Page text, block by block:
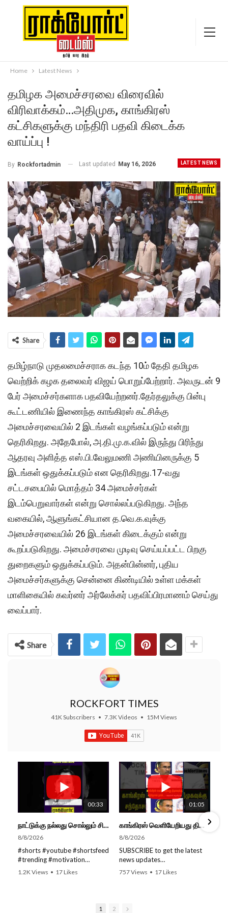
Home Latest News
தமிழக அமைச்சரவை விரைவில்
விரிவாக்கம்…அதிமுக, காங்கிரஸ்
கட்சிகளுக்கு மந்திரி பதவி கிடைக்க
வாய்ப்பு !
LATEST NEWS
By Rockfortadmin Last updated May 16, 2026
Share
தமிழ்நாடு முதலமைச்சராக கடந்த 10ம் தேதி தமிழக
வெற்றிக் கழக தலைவர் விஜய் பொறுப்பேற்றார். அவருடன் 9
பேர் அமைச்சர்களாக பதவியேற்றனர்.தேர்தலுக்கு பின்பு
கூட்டணியில் இணைந்த காங்கிரஸ் கட்சிக்கு
அமைச்சரவையில் 2 இடங்கள் வழங்கப்படும் என்று
தெரிகிறது. அதேபோல், அ.தி.மு.க.வில் இருந்து பிரிந்து
ஆதரவு அளித்த எஸ்.பி.வேலுமணி அணியினருக்கு 5
இடங்கள் ஒதுக்கப்படும் என தெரிகிறது.17-வது
சட்டசபையில் மொத்தம் 34 அமைச்சர்கள்
இடம்பெறுவார்கள் என்று சொல்லப்படுகிறது. அந்த
வகையில், ஆளுங்கட்சியான த.வெ.க.வுக்கு
அமைச்சரவையில் 26 இடங்கள் கிடைக்கும் என்று
கூறப்படுகிறது. அமைச்சரவை முடிவு செய்யப்பட்ட பிறகு
துறைகளும் ஒதுக்கப்படும். அதன்பின்னர், புதிய
அமைச்சர்களுக்கு சென்னை கிண்டியில் உள்ள மக்கள்
மாளிகையில் கவர்னர் அர்லேக்கர் பதவிப்பிரமாணம் செய்து
வைப்பார்.
Share
ROCKFORT TIMES
41K Subscribers • 7.3K Videos • 15M Views
00:33
நாட்டுக்கு நல்லது சொல்லும் சிறப்பான மேடைப்பேச்சு... #shorts #subscribe #video
8/8/2026
#shorts #youtube #shortsfeed
#trending #motivation
#nowtrending #subscribe
SUBSCRIBE to get the latest
1.2K Views • 17 Likes
01:05
காங்கிரஸ் வெளியேறியது திமுகவுக்கு சந்தோசம் தான்... - அமைச்சர் அருண்ராஜ்
8/8/2026
SUBSCRIBE to get the latest
news updates
ROCKFORT TIMES for NEW
757 Views • 17 Likes
1 2